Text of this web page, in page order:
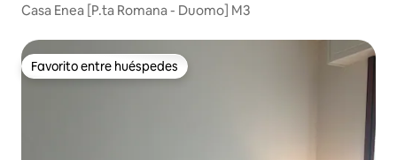
Casa Enea [P.ta Romana - Duomo] M3
Favorito entre huéspedes
Favorito entre huéspedes